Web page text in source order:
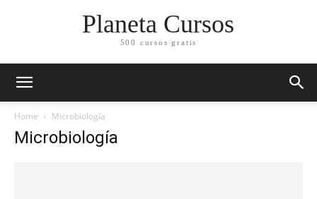
Planeta Cursos
500 cursos gratis
Home Microbiología
Microbiología